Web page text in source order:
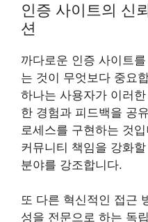
인증 사이트의 신
션
까다로운 인증 사이트
는 것이 무엇보다 중요
하나는 사용자가 이러
한 경험과 피드백을 공
로세스를 구현하는 것
커뮤니티 책임을 강화
분야를 강조합니다.
또 다른 혁신적인 접근
성을 전문으로 하는 독